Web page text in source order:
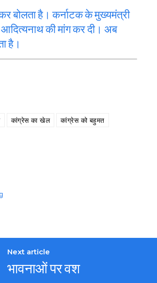
बोलता है। कर्नाटक के मुख्यमंत्री
आदित्यनाथ की मांग कर दी। अब
है।
कांग्रेस का खेल
कांग्रेस को बहुमत
Next article
भावनाओं पर वश